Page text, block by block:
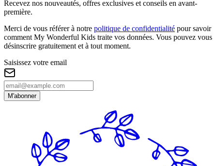
Recevez nos nouveautés, offres exclusives et conseils en avant-
première.
Merci de vous référer à notre politique de confidentialité pour savoir
comment My Wonderful Kids traite vos données. Vous pouvez vous
désinscrire gratuitement et à tout moment.
Saisissez votre email
M'abonner